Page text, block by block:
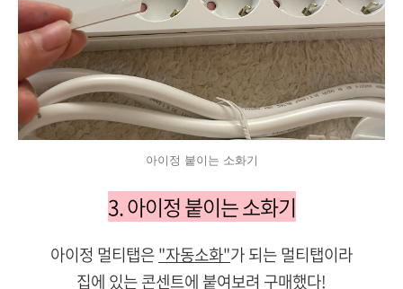
아이정 붙이는 소화기
3. 아이정 붙이는 소화기
아이정 멀티탭은"자동소화"가 되는 멀티탭이라
집에 있는 콘센트에 붙여보려 구매했다!